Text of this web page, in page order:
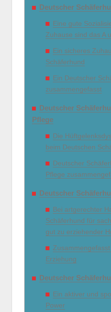
Deutscher
Eine gute
Zuhause sind das A
Ein sicheres
Schäferhund
Ein Deutscher
zusammengefasst
Deutscher
Pflege
Die
beim Deutschen
Deutscher
Pflege
Deutscher
Bei artgerechter
Schäferhund für
gut zu erziehender
Erziehung
Deutscher
Ein aktiver und
Power